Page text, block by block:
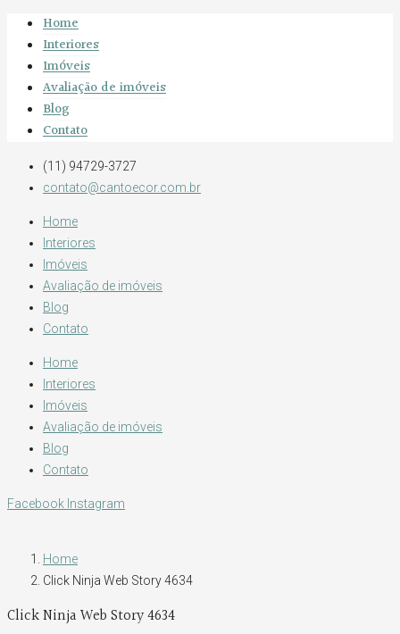
Home
Interiores
Imóveis
Avaliação de imóveis
Blog
Contato
(11) 94729-3727
contato@cantoecor.com.br
Home
Interiores
Imóveis
Avaliação de imóveis
Blog
Contato
Home
Interiores
Imóveis
Avaliação de imóveis
Blog
Contato
Facebook Instagram
Home
Click Ninja Web Story 4634
Click Ninja Web Story 4634